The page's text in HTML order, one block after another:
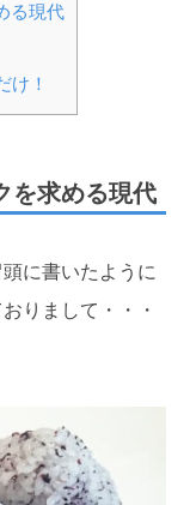
る現代
け！
を求める現代
に書いたように
りまして・・・